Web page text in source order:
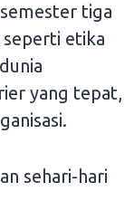
tiga
etika
yang tepat,
sehari-hari